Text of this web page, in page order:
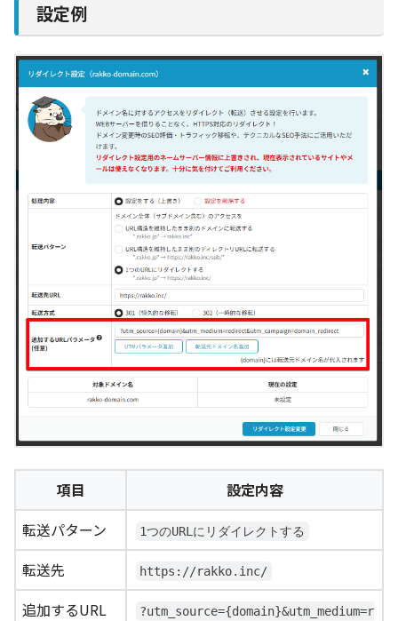
設定例
項目
設定内容
転送パターン
1つのURLにリダイレクトする
転送先 https://rakko.inc/
追加するURL
?utm_source={domain}&utm_medium=r